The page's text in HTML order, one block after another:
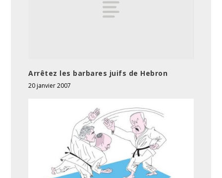
Arrêtez les barbares juifs de Hebron
20 janvier 2007